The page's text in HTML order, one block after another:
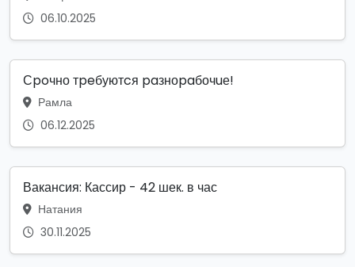
06.10.2025
Сpoчно тpeбуютcя paзноpaбочuе!
Рамла
06.12.2025
Вакансия: Кассир - 42 шек. в час
Натания
30.11.2025